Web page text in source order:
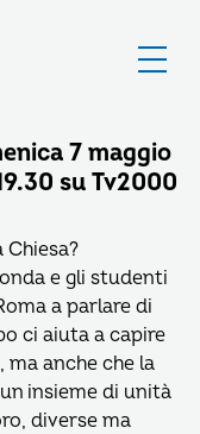
7 maggio
su Tv2000
e gli studenti
a parlare di
ci aiuta a capire
anche che la
insieme di unità
diverse ma